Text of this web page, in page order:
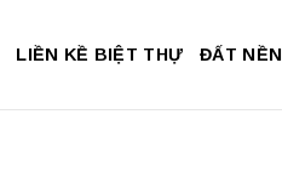
LIỀN KỀ BIỆT THỰ ĐẤT NỀN